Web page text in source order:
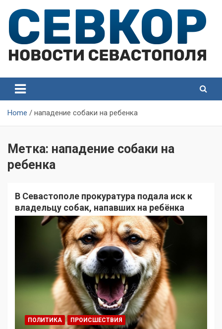
content
Севастополя
Севастополя
Home нападение собаки на ребенка
Метка: нападение собаки на
ребенка
В Севастополе прокуратура подала иск к
владельцу собак, напавших на ребёнка
ПОЛИТИКА ПРОИСШЕСТВИЯ